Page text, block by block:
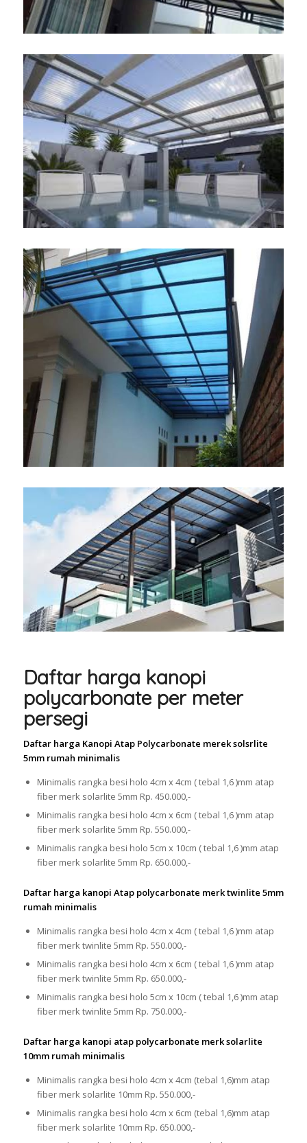
Daftar harga kanopi
polycarbonate per meter
persegi
Daftar harga Kanopi Atap Polycarbonate merek solsrlite
5mm rumah minimalis
Minimalis rangka besi holo 4cm x 4cm ( tebal 1,6 )mm atap
fiber merk solarlite 5mm Rp. 450.000,-
Minimalis rangka besi holo 4cm x 6cm ( tebal 1,6 )mm atap
fiber merk solarlite 5mm Rp. 550.000,-
Minimalis rangka besi holo 5cm x 10cm ( tebal 1,6 )mm atap
fiber merk solarlite 5mm Rp. 650.000,-
Daftar harga kanopi Atap polycarbonate merk twinlite 5mm
rumah minimalis
Minimalis rangka besi holo 4cm x 4cm ( tebal 1,6 )mm atap
fiber merk twinlite 5mm Rp. 550.000,-
Minimalis rangka besi holo 4cm x 6cm ( tebal 1,6 )mm atap
fiber merk twinlite 5mm Rp. 650.000,-
Minimalis rangka besi holo 5cm x 10cm ( tebal 1,6 )mm atap
fiber merk twinlite 5mm Rp. 750.000,-
Daftar harga kanopi atap polycarbonate merk solarlite
10mm rumah minimalis
Minimalis rangka besi holo 4cm x 4cm (tebal 1,6)mm atap
fiber merk solarlite 10mm Rp. 550.000,-
Minimalis rangka besi holo 4cm x 6cm (tebal 1,6)mm atap
fiber merk solarlite 10mm Rp. 650.000,-